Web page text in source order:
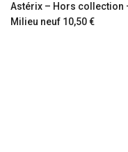
Astérix – Hors collection
Milieu neuf 10,50 €